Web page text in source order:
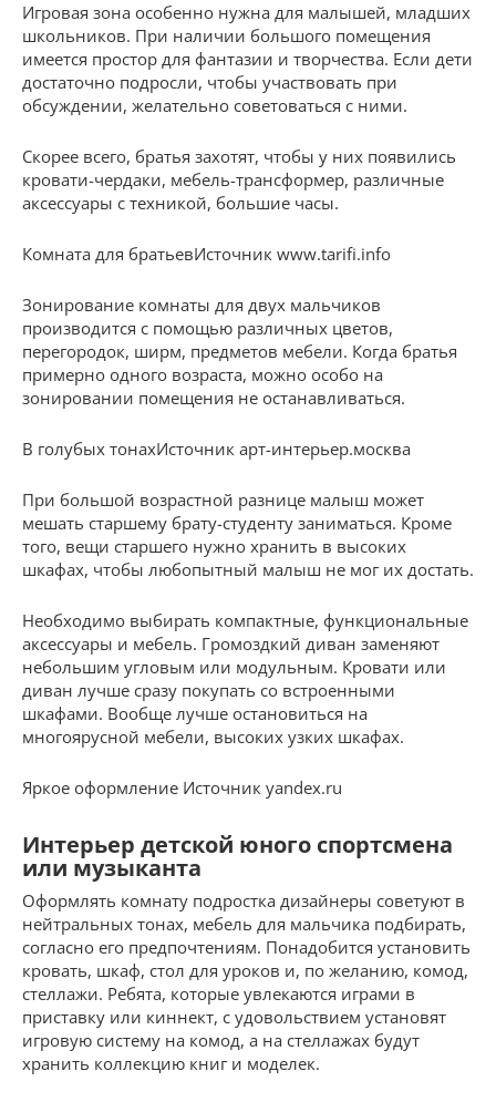
Игровая зона особенно нужна для малышей, младших
школьников. При наличии большого помещения
имеется простор для фантазии и творчества. Если дети
достаточно подросли, чтобы участвовать при
обсуждении, желательно советоваться с ними.
Скорее всего, братья захотят, чтобы у них появились
кровати-чердаки, мебель-трансформер, различные
аксессуары с техникой, большие часы.
Комната для братьевИсточник www.tarifi.info
Зонирование комнаты для двух мальчиков
производится с помощью различных цветов,
перегородок, ширм, предметов мебели. Когда братья
примерно одного возраста, можно особо на
зонировании помещения не останавливаться.
В голубых тонахИсточник арт-интерьер.москва
При большой возрастной разнице малыш может
мешать старшему брату-студенту заниматься. Кроме
того, вещи старшего нужно хранить в высоких
шкафах, чтобы любопытный малыш не мог их достать.
Необходимо выбирать компактные, функциональные
аксессуары и мебель. Громоздкий диван заменяют
небольшим угловым или модульным. Кровати или
диван лучше сразу покупать со встроенными
шкафами. Вообще лучше остановиться на
многоярусной мебели, высоких узких шкафах.
Яркое оформление Источник yandex.ru
Интерьер детской юного спортсмена
или музыканта
Оформлять комнату подростка дизайнеры советуют в
нейтральных тонах, мебель для мальчика подбирать,
согласно его предпочтениям. Понадобится установить
кровать, шкаф, стол для уроков и, по желанию, комод,
стеллажи. Ребята, которые увлекаются играми в
приставку или киннект, с удовольствием установят
игровую систему на комод, а на стеллажах будут
хранить коллекцию книг и моделек.